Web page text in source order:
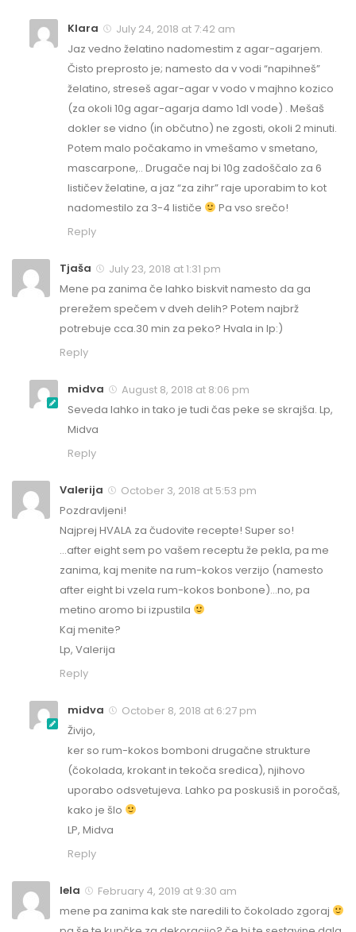
Klara
July 24, 2018 at 7:42 am
Jaz vedno želatino nadomestim z agar-agarjem.
Čisto preprosto je; namesto da v vodi “napihneš”
želatino, streseš agar-agar v vodo v majhno kozico
(za okoli 10g agar-agarja damo 1dl vode) . Mešaš
dokler se vidno (in občutno) ne zgosti, okoli 2 minuti.
Potem malo počakamo in vmešamo v smetano,
mascarpone,.. Drugače naj bi 10g zadoščalo za 6
lističev želatine, a jaz “za zihr” raje uporabim to kot
nadomestilo za 3-4 lističe
Pa vso srečo!
Reply
Tjaša
July 23, 2018 at 1:31 pm
Mene pa zanima če lahko biskvit namesto da ga
prerežem spečem v dveh delih? Potem najbrž
potrebuje cca.30 min za peko? Hvala in lp:)
Reply
midva
August 8, 2018 at 8:06 pm
Seveda lahko in tako je tudi čas peke se skrajša. Lp,
Midva
Reply
Valerija
October 3, 2018 at 5:53 pm
Pozdravljeni!
Najprej HVALA za čudovite recepte! Super so!
…after eight sem po vašem receptu že pekla, pa me
zanima, kaj menite na rum-kokos verzijo (namesto
after eight bi vzela rum-kokos bonbone)…no, pa
metino aromo bi izpustila
Kaj menite?
Lp, Valerija
Reply
midva
October 8, 2018 at 6:27 pm
Živijo,
ker so rum-kokos bomboni drugačne strukture
(čokolada, krokant in tekoča sredica), njihovo
uporabo odsvetujeva. Lahko pa poskusiš in poročaš,
kako je šlo
LP, Midva
Reply
lela
February 4, 2019 at 9:30 am
mene pa zanima kak ste naredili to čokolado zgoraj